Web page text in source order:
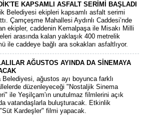
KAPSAMLI ASFALT SERİMİ BAŞLADI
Belediyesi ekipleri kapsamlı asfalt serimi
Çamçeşme Mahallesi Aydınlı Caddesi’nde
ekipler, caddenin Kemalpaşa ile Misakı Milli
arasında kalan yaklaşık 400 metrelik
ile caddeye bağlı ara sokakları asfaltlıyor.
AĞUSTOS AYINDA DA SİNEMAYA
Belediyesi, ağustos ayı boyunca farklı
düzenleyeceği "Nostaljik Sinema
ile Yeşilçam'ın unutulmaz filmlerini açık
vatandaşlarla buluşturacak. Etkinlik
Kardeşler" filmi yapacak.